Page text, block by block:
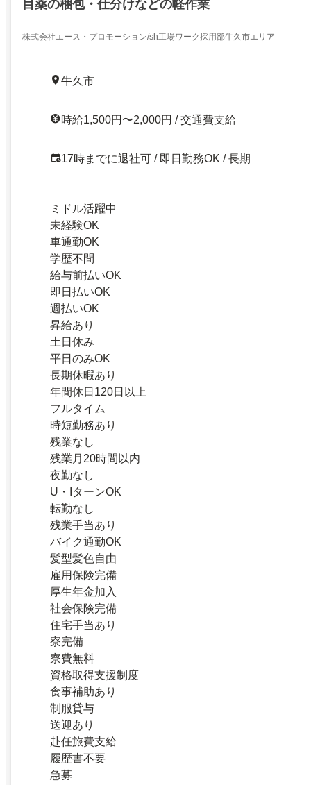
目薬の梱包・仕分けなどの軽作業
株式会社エース・プロモーション/sh工場ワーク採用部牛久市エリア
牛久市
時給1,500円〜2,000円 / 交通費支給
17時までに退社可 / 即日勤務OK / 長期
ミドル活躍中
未経験OK
車通勤OK
学歴不問
給与前払いOK
即日払いOK
週払いOK
昇給あり
土日休み
平日のみOK
長期休暇あり
年間休日120日以上
フルタイム
時短勤務あり
残業なし
残業月20時間以内
夜勤なし
U・IターンOK
転勤なし
残業手当あり
バイク通勤OK
髪型髪色自由
雇用保険完備
厚生年金加入
社会保険完備
住宅手当あり
寮完備
寮費無料
資格取得支援制度
食事補助あり
制服貸与
送迎あり
赴任旅費支給
履歴書不要
急募